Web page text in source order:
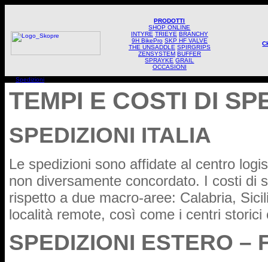
PRODOTTI
SHOP ONLINE
INTYRE TRIEYE BRANCHY
9H BikePro SKP HF VALVE
THE UNSADDLE SPIRGRIPS
ZENSYSTEM BUFFER
SPRAYKE GRAIL
OCCASIONI
Spedizioni
TEMPI E COSTI DI
SPEDIZIONI ITALIA
Le spedizioni sono affidate al centro
non diversamente concordato. I costi di
rispetto a due macro-aree: Calabria,
località remote, così come i centri
SPEDIZIONI ESTERO –